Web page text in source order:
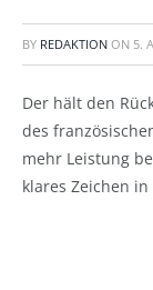
BY REDAKTION ON 5.
Der hält den
des
mehr Leistung
klares Zeichen